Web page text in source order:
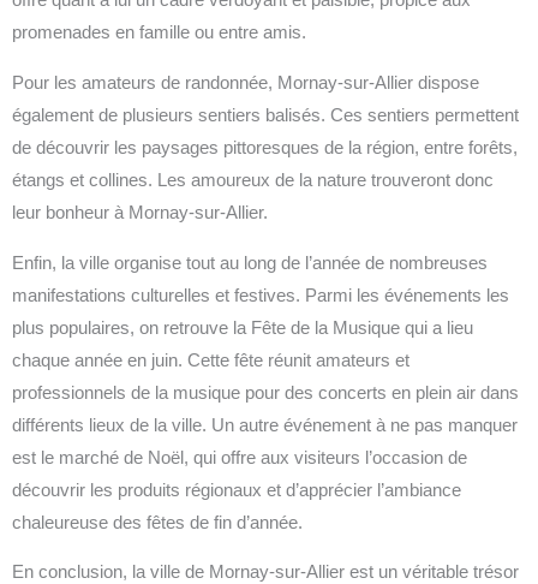
promenades en famille ou entre amis.
Pour les amateurs de randonnée, Mornay-sur-Allier dispose
également de plusieurs sentiers balisés. Ces sentiers permettent
de découvrir les paysages pittoresques de la région, entre forêts,
étangs et collines. Les amoureux de la nature trouveront donc
leur bonheur à Mornay-sur-Allier.
Enfin, la ville organise tout au long de l’année de nombreuses
manifestations culturelles et festives. Parmi les événements les
plus populaires, on retrouve la Fête de la Musique qui a lieu
chaque année en juin. Cette fête réunit amateurs et
professionnels de la musique pour des concerts en plein air dans
différents lieux de la ville. Un autre événement à ne pas manquer
est le marché de Noël, qui offre aux visiteurs l’occasion de
découvrir les produits régionaux et d’apprécier l’ambiance
chaleureuse des fêtes de fin d’année.
En conclusion, la ville de Mornay-sur-Allier est un véritable trésor